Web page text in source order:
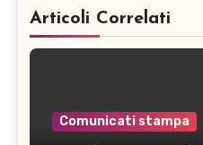
Articoli Correlati
Comunicati stampa